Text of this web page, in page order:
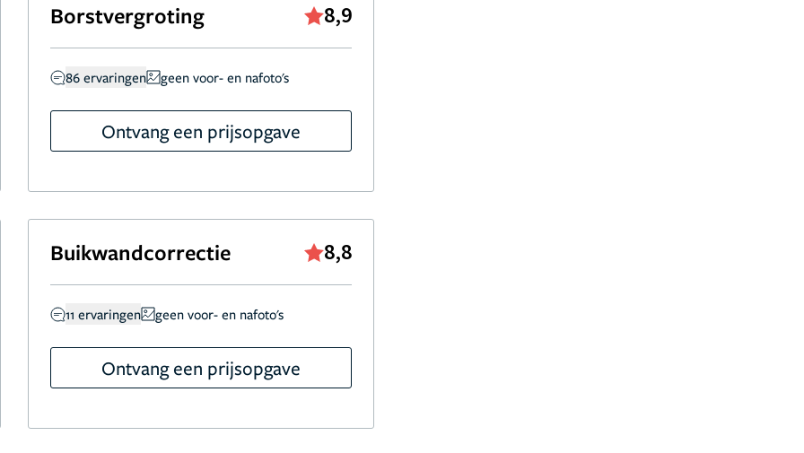
Borstvergroting 8,9
86 ervaringen geen voor- en nafoto's
Ontvang een prijsopgave
Buikwandcorrectie 8,8
11 ervaringen geen voor- en nafoto's
Ontvang een prijsopgave